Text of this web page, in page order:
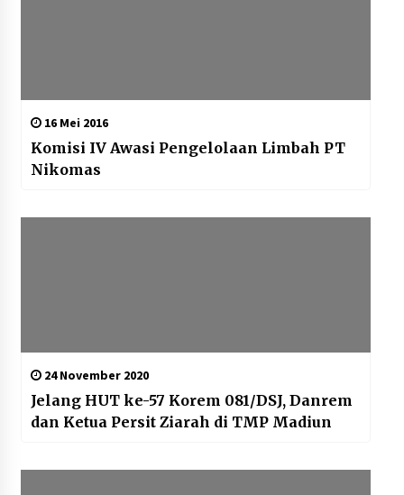
16 Mei 2016
Komisi IV Awasi Pengelolaan Limbah PT
Nikomas
24 November 2020
Jelang HUT ke-57 Korem 081/DSJ, Danrem
dan Ketua Persit Ziarah di TMP Madiun